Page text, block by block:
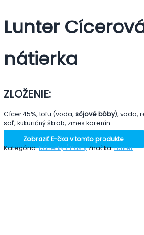
Lunter
nátierka
ZLOŽENIE:
Cícer 45%, tofu (voda, sójové bôby), voda,
soľ, kukuričný škrob, zmes korenín.
Zobraziť E-čka v tomto produkte
Kategória:Nátierky / PastyZnačka:Lunter